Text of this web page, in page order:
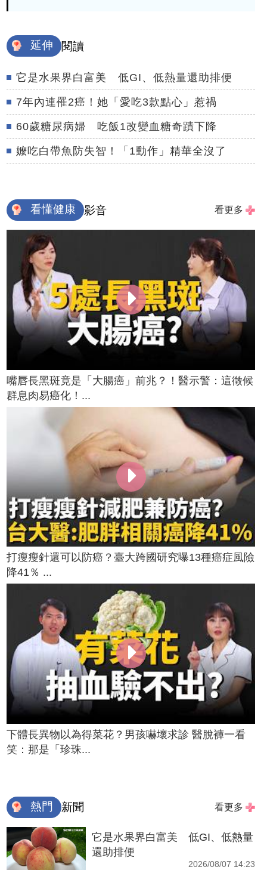
延伸 閱讀
它是水果界白富美 低GI、低熱量還助排便
7年內連罹2癌！她「愛吃3款點心」惹禍
60歲糖尿病婦 吃飯1改變血糖奇蹟下降
嬤吃白帶魚防失智！「1動作」精華全沒了
看懂健康 影音 看更多
嘴唇長黑斑竟是「大腸癌」前兆？！醫示警：這徵候
群息肉易癌化！...
打瘦瘦針還可以防癌？臺大跨國研究曝13種癌症風險
降41％ ...
下體長異物以為得菜花？男孩嚇壞求診 醫脫褲一看
笑：那是「珍珠...
熱門 新聞 看更多
它是水果界白富美 低GI、低熱量
還助排便
2026/08/07 14:23